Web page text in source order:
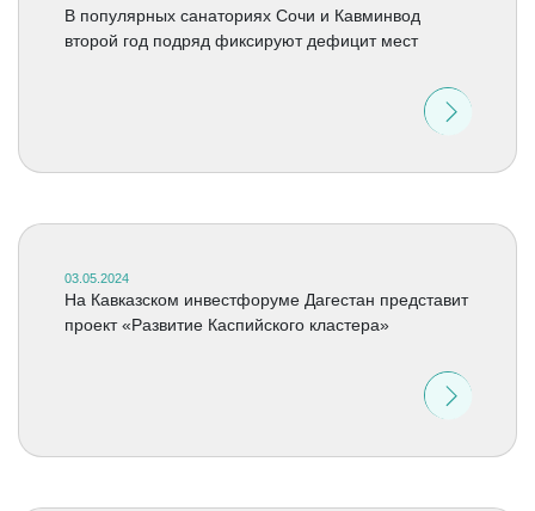
В популярных санаториях Сочи и Кавминвод
второй год подряд фиксируют дефицит мест
03.05.2024
На Кавказском инвестфоруме Дагестан представит
проект «Развитие Каспийского кластера»